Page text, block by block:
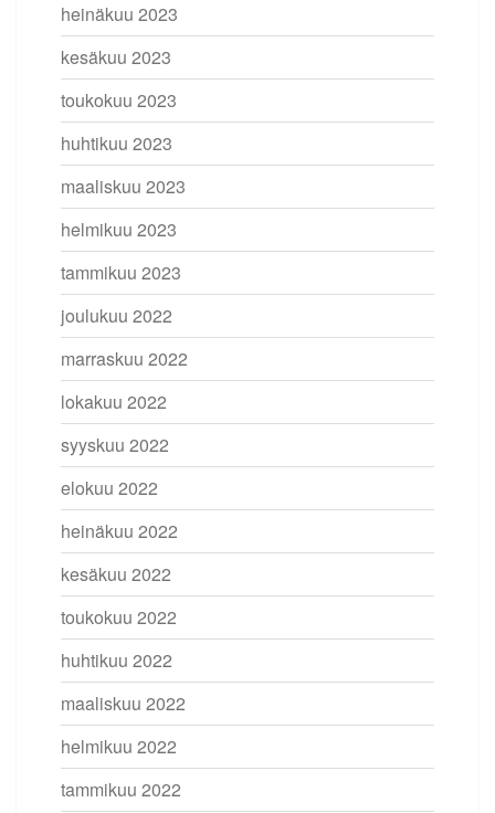
heinäkuu 2023
kesäkuu 2023
toukokuu 2023
huhtikuu 2023
maaliskuu 2023
helmikuu 2023
tammikuu 2023
joulukuu 2022
marraskuu 2022
lokakuu 2022
syyskuu 2022
elokuu 2022
heinäkuu 2022
kesäkuu 2022
toukokuu 2022
huhtikuu 2022
maaliskuu 2022
helmikuu 2022
tammikuu 2022